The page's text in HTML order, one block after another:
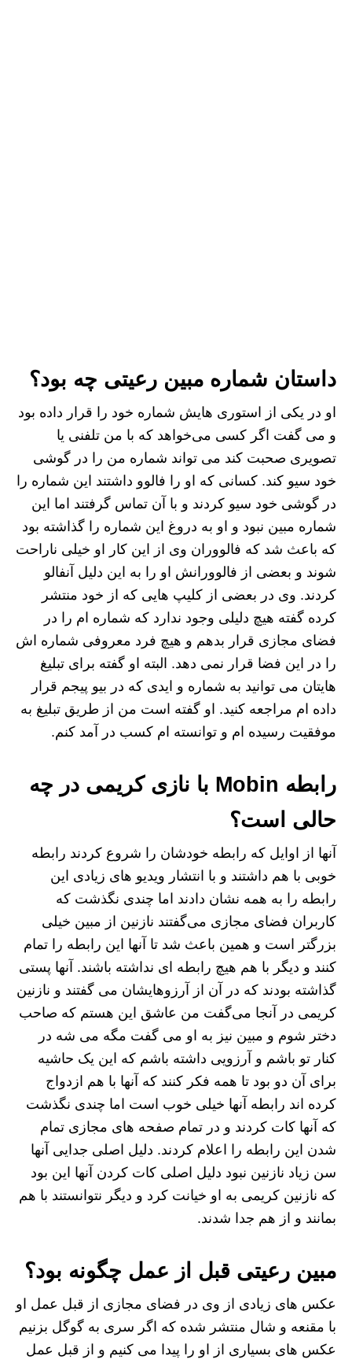
داستان شماره مبین رعیتی چه بود؟
او در یکی از استوری هایش شماره خود را قرار داده بود
و می گفت اگر کسی می‌خواهد که با من تلفنی یا
تصویری صحبت کند می تواند شماره من را در گوشی
خود سیو کند. کسانی که او را فالوو داشتند این شماره را
در گوشی خود سیو کردند و با آن تماس گرفتند اما این
شماره مبین نبود و او به دروغ این شماره را گذاشته بود
که باعث شد که فالووران وی از این کار او خیلی ناراحت
شوند و بعضی از فالوورانش او را به این دلیل آنفالو
کردند. وی در بعضی از کلیپ هایی که از خود منتشر
کرده گفته هیچ دلیلی وجود ندارد که شماره ام را در
فضای مجازی قرار بدهم و هیچ فرد معروفی شماره اش
را در این فضا قرار نمی دهد. البته او گفته برای تبلیغ
هایتان می توانید به شماره و ایدی که در بیو پیجم قرار
داده ام مراجعه کنید. او گفته است من از طریق تبلیغ به
موفقیت رسیده ام و توانسته ام کسب در آمد کنم.
رابطه Mobin با نازی کریمی در چه
حالی است؟
آنها از اوایل که رابطه خودشان را شروع کردند رابطه
خوبی با هم داشتند و با انتشار ویدیو های زیادی این
رابطه را به همه نشان دادند اما چندی نگذشت که
کاربران فضای مجازی می‌گفتند نازنین از مبین خیلی
بزرگتر است و همین باعث شد تا آنها این رابطه را تمام
کنند و دیگر با هم هیچ رابطه ای نداشته باشند. آنها پستی
گذاشته بودند که در آن از آرزوهایشان می گفتند و نازنین
کریمی در آنجا می‌گفت من عاشق این هستم که صاحب
دختر شوم و مبین نیز به او می گفت مگه می شه در
کنار تو باشم و آرزویی داشته باشم که این یک حاشیه
برای آن دو بود تا همه فکر کنند که آنها با هم ازدواج
کرده اند رابطه آنها خیلی خوب است اما چندی نگذشت
که آنها کات کردند و در تمام صفحه های مجازی تمام
شدن این رابطه را اعلام کردند. دلیل اصلی جدایی آنها
سن زیاد نازنین نبود دلیل اصلی کات کردن آنها این بود
که نازنین کریمی به او خیانت کرد و دیگر نتوانستند با هم
بمانند و از هم جدا شدند‌.
مبین رعیتی قبل از عمل چگونه بود؟
عکس های زیادی از وی در فضای مجازی از قبل عمل او
با مقنعه و شال منتشر شده که اگر سری به گوگل بزنیم
عکس های بسیاری از او را پیدا می کنیم و از قبل عمل